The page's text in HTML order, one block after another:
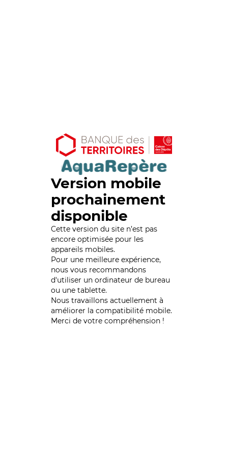
Version mobile
prochainement
disponible
Cette version du site n’est pas
encore optimisée pour les
appareils mobiles.
Pour une meilleure expérience,
nous vous recommandons
d'utiliser un ordinateur de bureau
ou une tablette.
Nous travaillons actuellement à
améliorer la compatibilité mobile.
Merci de votre compréhension !